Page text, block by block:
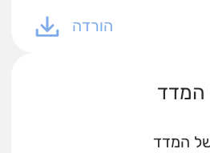
הורדה
המדד
של המדד